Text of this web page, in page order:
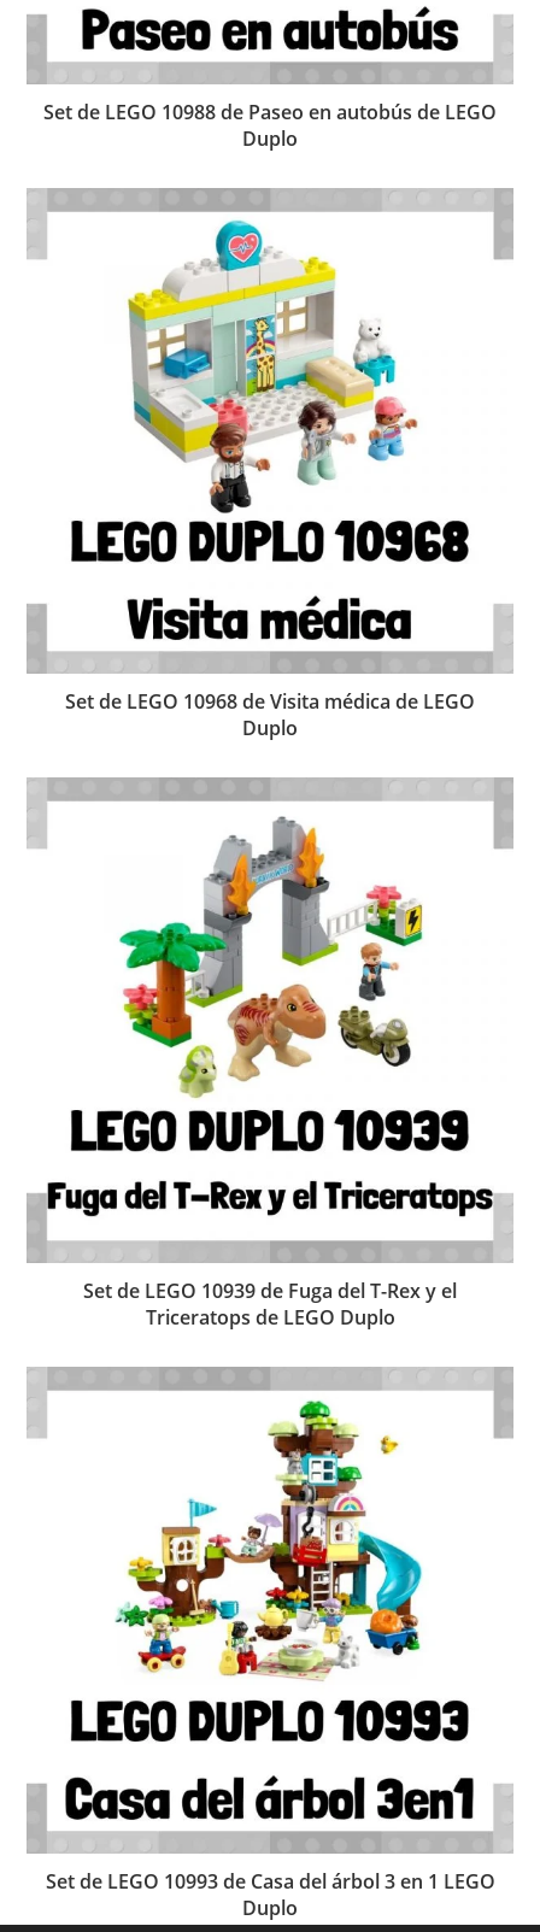
Set de LEGO 10988 de Paseo en autobús de LEGO
Duplo
Set de LEGO 10968 de Visita médica de LEGO
Duplo
Set de LEGO 10939 de Fuga del T-Rex y el
Triceratops de LEGO Duplo
Set de LEGO 10993 de Casa del árbol 3 en 1 LEGO
Duplo